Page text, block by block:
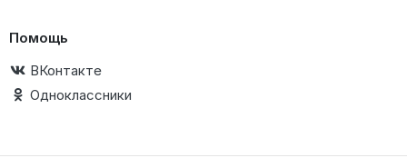
Помощь
ВКонтакте
Одноклассники